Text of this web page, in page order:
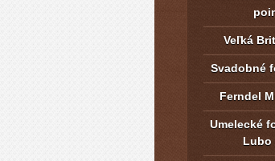
Veľká
Svadobné
Ferndel
Umelecké
Lubo